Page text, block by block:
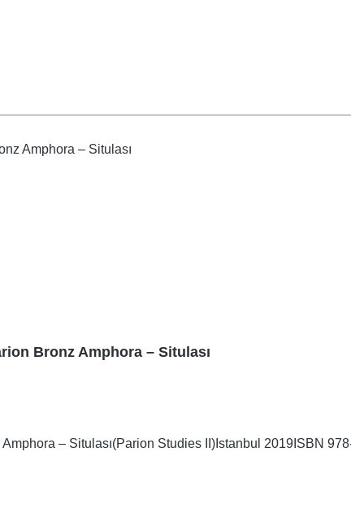
Bronz Amphora – Situlası
– Situlası(Parion Studies II)Istanbul 2019ISBN